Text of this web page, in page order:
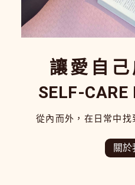
讓愛自
SELF-CARE
從內而外，在日常中找
關於